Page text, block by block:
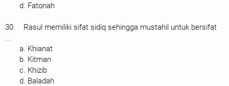
d. Fatonah
30. Rasul memiliki sifat sidiq sehingga mustahil untuk bersifat
a. Khianat
b. Kitman
c. Khizib
d. Baladah